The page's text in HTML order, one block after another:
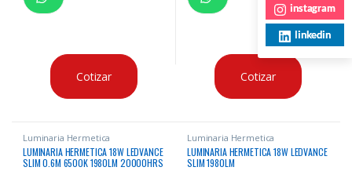
Cotizar Cotizar
Luminaria Hermetica
LUMINARIA HERMETICA 18W LEDVANCE
SLIM 0.6M 6500K 1980LM 20000HRS
Luminaria Hermetica
LUMINARIA HERMETICA 18W LEDVANCE
SLIM 1980LM
instagram
linkedin